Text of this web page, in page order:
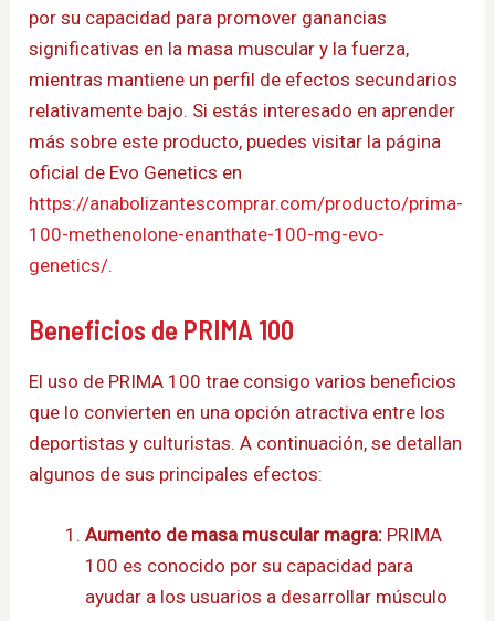
por su capacidad para promover ganancias
significativas en la masa muscular y la fuerza,
mientras mantiene un perfil de efectos secundarios
relativamente bajo. Si estás interesado en aprender
más sobre este producto, puedes visitar la página
oficial de Evo Genetics en
https://anabolizantescomprar.com/producto/prima-
100-methenolone-enanthate-100-mg-evo-
genetics/.
Beneficios de PRIMA 100
El uso de PRIMA 100 trae consigo varios beneficios
que lo convierten en una opción atractiva entre los
deportistas y culturistas. A continuación, se detallan
algunos de sus principales efectos:
Aumento de masa muscular magra: PRIMA
100 es conocido por su capacidad para
ayudar a los usuarios a desarrollar músculo